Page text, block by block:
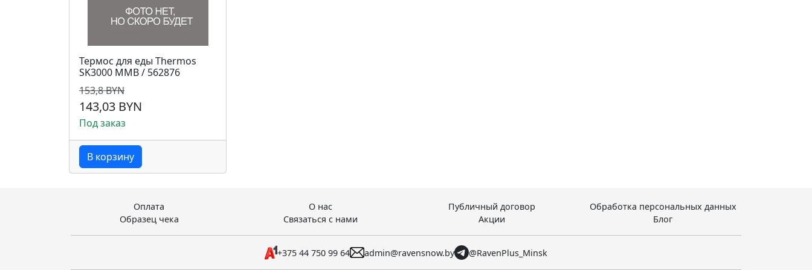
Термос для еды Thermos
SK3000 MMB / 562876
153,8 BYN
143,03 BYN
Под заказ
В корзину
Оплата О нас Публичный договор
Обработка персональных данных
Образец чека
Связаться с нами Акции Блог
+375 44 750 99 64 admin@ravensnow.by @RavenPlus_Minsk